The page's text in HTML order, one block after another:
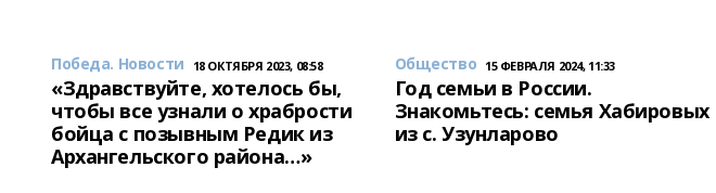
Победа. Новости 18 ОКТЯБРЯ 2023, 08:58
«Здравствуйте, хотелось бы,
чтобы все узнали о храбрости
бойца с позывным Редик из
Архангельского района…»
Общество 15 ФЕВРАЛЯ 2024, 11:33
Год семьи в России.
Знакомьтесь: семья Хабировых
из с. Узунларово